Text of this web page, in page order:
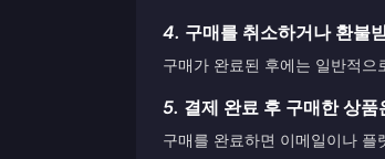
4. 구매를 취소하거나 환불
구매가 완료된 후에는 일반적
5. 결제 완료 후 구매한 상
구매를 완료하면 이메일이나